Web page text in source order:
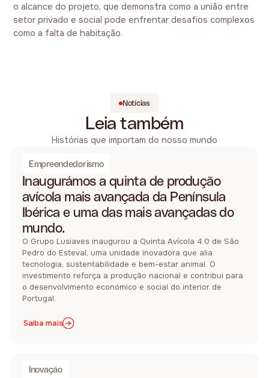
o alcance do projeto, que demonstra como a união entre
setor privado e social pode enfrentar desafios complexos
como a falta de habitação.
Notícias
Leia também
Histórias que importam do nosso mundo
Empreendedorismo
Inaugurámos a quinta de produção
avícola mais avançada da Península
Ibérica e uma das mais avançadas do
mundo.
O Grupo Lusiaves inaugurou a Quinta Avícola 4.0 de São
Pedro do Esteval, uma unidade inovadora que alia
tecnologia, sustentabilidade e bem-estar animal. O
investimento reforça a produção nacional e contribui para
o desenvolvimento económico e social do interior de
Portugal.
Saiba mais
Inovação